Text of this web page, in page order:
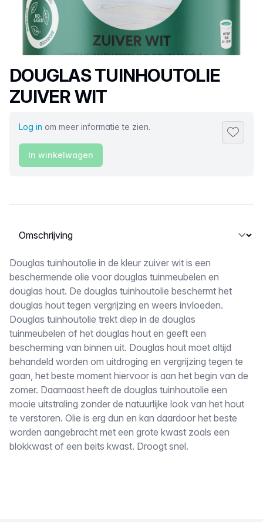
Productnaam
DOUGLAS TUINHOUTOLIE
ZUIVER WIT
Log in om meer informatie te zien.
In winkelwagen
Selecteer een tabblad
Omschrijving
Douglas tuinhoutolie in de kleur zuiver wit is een
beschermende olie voor douglas tuinmeubelen en
douglas hout. De douglas tuinhoutolie beschermt het
douglas hout tegen vergrijzing en weers invloeden.
Douglas tuinhoutolie trekt diep in de douglas
tuinmeubelen of het douglas hout en geeft een
bescherming van binnen uit. Douglas hout moet altijd
behandeld worden om uitdroging en vergrijzing tegen te
gaan, het beste moment hiervoor is aan het begin van de
zomer. Daarnaast heeft de douglas tuinhoutolie een
mooie uitstraling zonder de natuurlijke look van het hout
te verstoren. Olie is erg dun en kan daardoor het beste
worden aangebracht met een grote kwast zoals een
blokkwast of een beits kwast. Droogt snel.